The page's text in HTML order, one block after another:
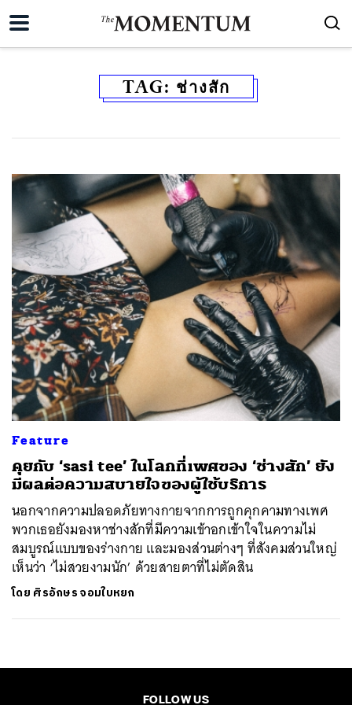
TAG: ช่างสัก
Feature
คุยกับ ‘sasi tee’ ในโลกที่เพศของ ‘ช่างสัก’ ยัง
มีผลต่อความสบายใจของผู้ใช้บริการ
นอกจากความปลอดภัยทางกายจากการถูกคุกคามทางเพศ
พวกเธอยังมองหาช่างสักที่มีความเข้าอกเข้าใจในความไม่
สมบูรณ์แบบของร่างกาย และมองส่วนต่างๆ ที่สังคมส่วนใหญ่
เห็นว่า ‘ไม่สวยงามนัก’ ด้วยสายตาที่ไม่ตัดสิน
โดย ศิรอักษร จอมใบหยก
FOLLOW US
ค้นหา
SHARE TWEET LINE EMAIL